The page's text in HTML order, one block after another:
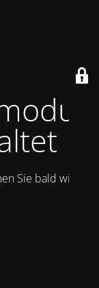
Sie bald wieder.